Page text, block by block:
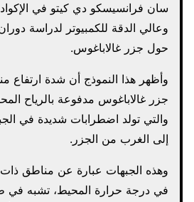
سان فرانسيسكو دي كيتو في
وعالي الدقة للكمبيوتر لدراسة
حول جزر غالاباغوس.
وأظهر هذا النموذج أن شدة ارتفاع
جزر غالاباغوس مدفوعة بالرياح
والتي تولد اضطرابات شديدة في
إلى الغرب من الجزر.
وهذه الجبهات عبارة عن مناطق ذات
في درجة حرارة المحيط، تشبه في